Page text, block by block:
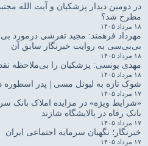
در دومین دیدار پزشکیان و آیت الله
مطرح شد؟
۱۸ مرداد ۱۴۰۵
مهرداد فرهمند: مجید تفرشی درمورد
بی‌بی‌سی به روایت خبرنگار سابق آن
۱۸ مرداد ۱۴۰۵
مهدی یونسی: پزشکیان را بی‌ملاحظه
۱۸ مرداد ۱۴۰۵
شوک تازه به لیونل مسی | پدر
۱۷ مرداد ۱۴۰۵
«شرایط ویژه» در مزایده املاک بانک
بانک رفاه در پالایشگاه شازند
۱۷ مرداد ۱۴۰۵
خبرنگار؛ نگهبان سرمایه اجتماعی ایران
۱۷ مرداد ۱۴۰۵